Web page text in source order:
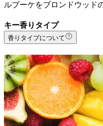
ルブーケをブロンドウッド
キー香りタイプ
香りタイプについて